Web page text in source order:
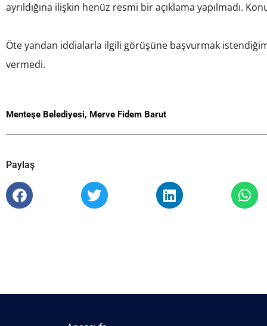
ayrıldığına ilişkin henüz resmi bir açıklama yapılmadı.
Öte yandan iddialarla ilgili görüşüne başvurmak
vermedi.
Menteşe Belediyesi, Merve Fidem Barut
Paylaş